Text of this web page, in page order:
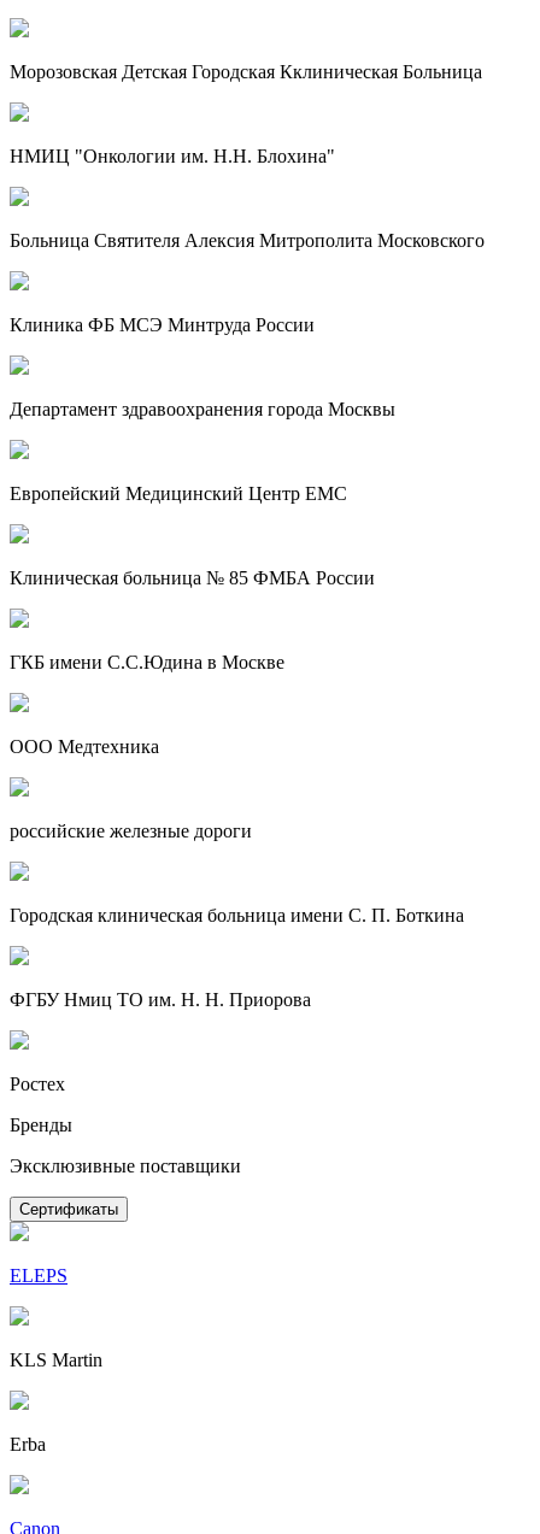
Морозовская Детская Городская Кклиническая Больница
НМИЦ "Онкологии им. Н.Н. Блохина"
Больница Святителя Алексия Митрополита Московского
Клиника ФБ МСЭ Минтруда России
Департамент здравоохранения города Москвы
Европейский Медицинский Центр EMC
Клиническая больница № 85 ФМБА России
ГКБ имени С.С.Юдина в Москве
ООО Медтехника
российские железные дороги
Городская клиническая больница имени С. П. Боткина
ФГБУ Нмиц ТО им. Н. Н. Приорова
Ростех
Бренды
Эксклюзивные поставщики
Сертификаты
ELEPS
KLS Martin
Erba
Canon